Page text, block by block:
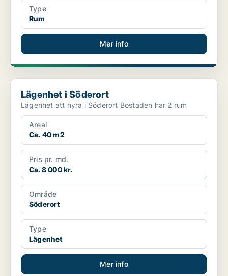
Type
Rum
Mer info
Lägenhet i Söderort
Lägenhet i Söderort
Lägenhet att hyra i Söderort Bostaden har 2 rum
Areal
Ca. 40 m2
Pris pr. md.
Ca. 8 000 kr.
Område
Söderort
Type
Lägenhet
Mer info